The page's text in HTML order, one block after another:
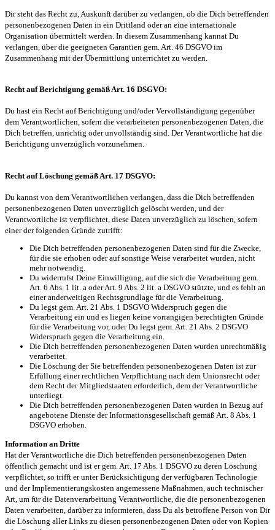
Dir steht das Recht zu, Auskunft darüber zu verlangen, ob die Dich betreffenden
personenbezogenen Daten in ein Drittland oder an eine internationale
Organisation übermittelt werden. In diesem Zusammenhang kannat Du
verlangen, über die geeigneten Garantien gem. Art. 46 DSGVO im
Zusammenhang mit der Übermittlung unterrichtet zu werden.
Recht auf Berichtigung gemäß Art. 16 DSGVO:
Du hast ein Recht auf Berichtigung und/oder Vervollständigung gegenüber
dem Verantwortlichen, sofern die verarbeiteten personenbezogenen Daten, die
Dich betreffen, unrichtig oder unvollständig sind. Der Verantwortliche hat die
Berichtigung unverzüglich vorzunehmen.
Recht auf Löschung gemäß Art. 17 DSGVO:
Du kannst von dem Verantwortlichen verlangen, dass die Dich betreffenden
personenbezogenen Daten unverzüglich gelöscht werden, und der
Verantwortliche ist verpflichtet, diese Daten unverzüglich zu löschen, sofern
einer der folgenden Gründe zutrifft:
Die Dich betreffenden personenbezogenen Daten sind für die Zwecke,
für die sie erhoben oder auf sonstige Weise verarbeitet wurden, nicht
mehr notwendig.
Du widerrufst Deine Einwilligung, auf die sich die Verarbeitung gem.
Art. 6 Abs. 1 lit. a oder Art. 9 Abs. 2 lit. a DSGVO stützte, und es fehlt an
einer anderweitigen Rechtsgrundlage für die Verarbeitung.
Du legst gem. Art. 21 Abs. 1 DSGVO Widerspruch gegen die
Verarbeitung ein und es liegen keine vorrangigen berechtigten Gründe
für die Verarbeitung vor, oder Du legst gem. Art. 21 Abs. 2 DSGVO
Widerspruch gegen die Verarbeitung ein.
Die Dich betreffenden personenbezogenen Daten wurden unrechtmäßig
verarbeitet.
Die Löschung der Sie betreffenden personenbezogenen Daten ist zur
Erfüllung einer rechtlichen Verpflichtung nach dem Unionsrecht oder
dem Recht der Mitgliedstaaten erforderlich, dem der Verantwortliche
unterliegt.
Die Dich betreffenden personenbezogenen Daten wurden in Bezug auf
angebotene Dienste der Informationsgesellschaft gemäß Art. 8 Abs. 1
DSGVO erhoben.
Information an Dritte
Hat der Verantwortliche die Dich betreffenden personenbezogenen Daten
öffentlich gemacht und ist er gem. Art. 17 Abs. 1 DSGVO zu deren Löschung
verpflichtet, so trifft er unter Berücksichtigung der verfügbaren Technologie
und der Implementierungskosten angemessene Maßnahmen, auch technischer
Art, um für die Datenverarbeitung Verantwortliche, die die personenbezogenen
Daten verarbeiten, darüber zu informieren, dass Du als betroffene Person von Dir
die Löschung aller Links zu diesen personenbezogenen Daten oder von Kopien